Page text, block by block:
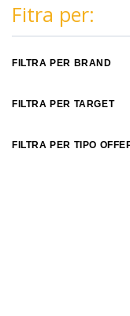
Cosmetici
Make Up
Capelli
Fitra per:
FILTRA PER BRAND
FILTRA PER TARGET
FILTRA PER TIPO